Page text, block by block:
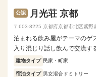
公認 月光荘 京都
〒603-8225 京都府京都市北区紫野
泊まれる飲み屋がテーマのゲ
入り混じり話し飲んで交流す
建物タイプ 民家・町家
宿泊タイプ 男女混合ドミトリー